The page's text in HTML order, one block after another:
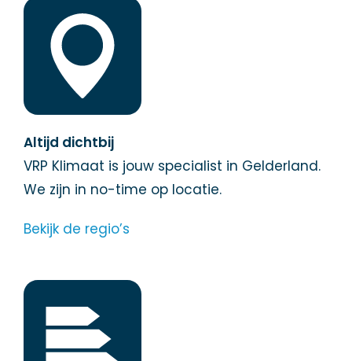
Altijd dichtbij
VRP Klimaat is jouw specialist in Gelderland.
We zijn in no-time op locatie.
Bekijk de regio’s